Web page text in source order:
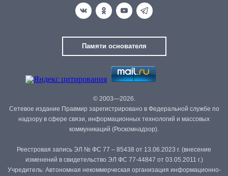
Памяти основателя
© 2003—2026.
Сетевое издание Правмир зарегистрировано в Федеральной службе по
надзору в сфере связи, информационных технологий и массовых
коммуникаций (Роскомнадзор).
Реестровая запись ЭЛ № ФС 77 – 85438 от 13.06.2023 г. (внесение
изменений в свидетельство ЭЛ ФС 77-44847 от 03.05.2011 г.)
Учредитель: Автономная некоммерческая организация информационно-